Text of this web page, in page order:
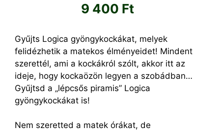
9 400 Ft
Gyűjts Logica gyöngykockákat, melyek
felidézhetik a matekos élményeidet! Mindent
szerettél, ami a kockákról szólt, akkor itt az
ideje, hogy kockaözön legyen a szobádban…
Gyűjtsd a „lépcsős piramis” Logica
gyöngykockákat is!
Nem szeretted a matek órákat, de